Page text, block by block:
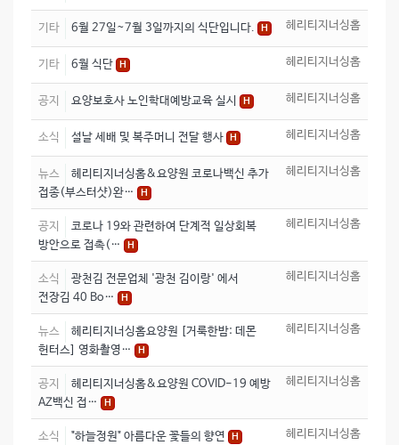
기타 6월 27일~7월 3일까지의 식단입니다. H 헤리티지너싱홈
기타 6월 식단 H 헤리티지너싱홈
공지 요양보호사 노인학대예방교육 실시 H 헤리티지너싱홈
소식 설날 세배 및 복주머니 전달 행사 H 헤리티지너싱홈
뉴스
헤리티지너싱홈&요양원 코로나백신 추가
접종(부스터샷)완…
H
헤리티지너싱홈
공지
코로나 19와 관련하여 단계적 일상회복
방안으로 접촉(…
H
헤리티지너싱홈
소식
광천김 전문업체 '광천 김이랑' 에서
전장김 40 Bo…
H
헤리티지너싱홈
뉴스
헤리티지너싱홈요양원 [거룩한밤: 데몬
헌터스] 영화촬영…
H
헤리티지너싱홈
공지
헤리티지너싱홈&요양원 COVID-19 예방
AZ백신 접…
H
헤리티지너싱홈
소식 "하늘정원" 아름다운 꽃들의 향연 H 헤리티지너싱홈